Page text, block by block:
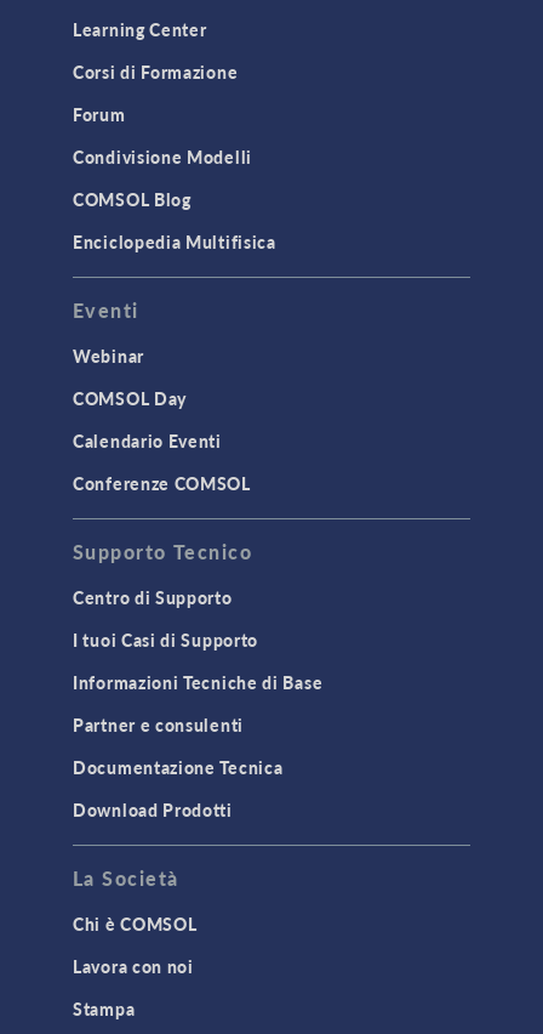
Learning Center
Corsi di Formazione
Forum
Condivisione Modelli
COMSOL Blog
Enciclopedia Multifisica
Eventi
Webinar
COMSOL Day
Calendario Eventi
Conferenze COMSOL
Supporto Tecnico
Centro di Supporto
I tuoi Casi di Supporto
Informazioni Tecniche di Base
Partner e consulenti
Documentazione Tecnica
Download Prodotti
La Società
Chi è COMSOL
Lavora con noi
Stampa